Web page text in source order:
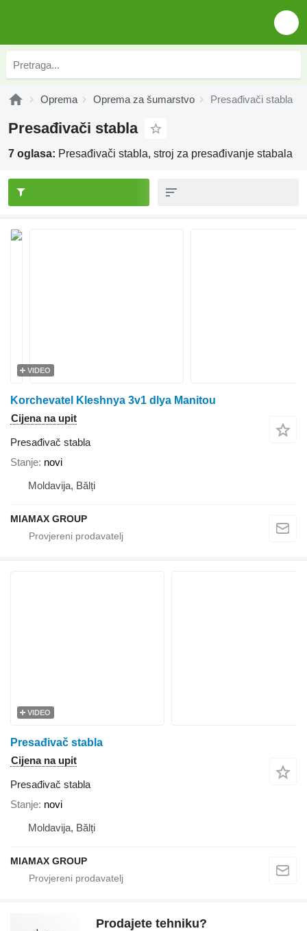
Oprema Oprema za šumarstvo Presađivači stabla
Presađivači stabla
7 oglasa: Presađivači stabla, stroj za presađivanje stabala
VIDEO
Korchevatel Kleshnya 3v1 dlya Manitou
Cijena na upit
Presađivač stabla
Stanje novi
Moldavija, Bălți
MIAMAX GROUP
VIDEO
Presađivač stabla
Cijena na upit
Presađivač stabla
Stanje novi
Moldavija, Bălți
MIAMAX GROUP
Prodajete tehniku?